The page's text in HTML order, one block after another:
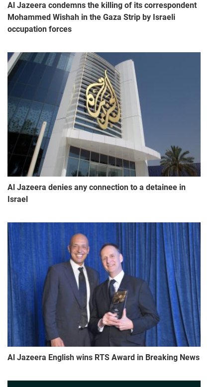
Al Jazeera condemns the killing of its correspondent
Mohammed Wishah in the Gaza Strip by Israeli
occupation forces
Al Jazeera denies any connection to a detainee in
Israel
Al Jazeera English wins RTS Award in Breaking News